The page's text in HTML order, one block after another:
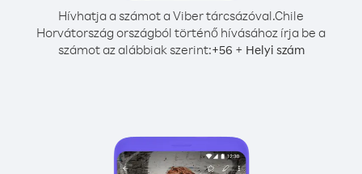
Hívhatja a számot a Viber tárcsázóval.Chile
Horvátország országból történő hívásához írja be a
számot az alábbiak szerint:+56 + Helyi szám